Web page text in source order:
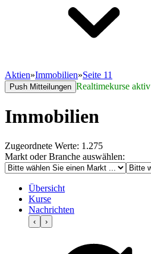
Aktien»Immobilien»Seite 11
Push Mitteilungen Realtimekurse aktiv
Immobilien
Zugeordnete Werte: 1.275
Markt oder Branche auswählen:
Übersicht
Kurse
Nachrichten
‹ ›